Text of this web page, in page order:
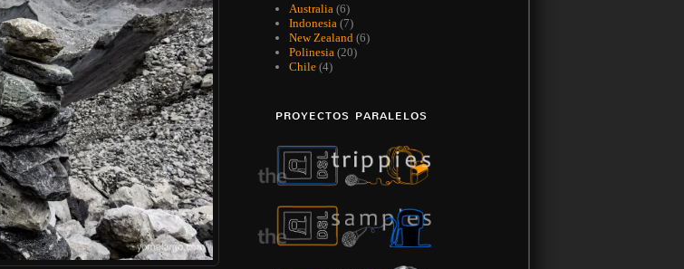
Australia (6)
Indonesia (7)
New Zealand (6)
Polinesia (20)
Chile(4)
PROYECTOS PARALELOS